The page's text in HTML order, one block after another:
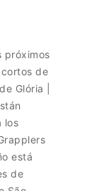
próximos
de
Glória |
los
está
de